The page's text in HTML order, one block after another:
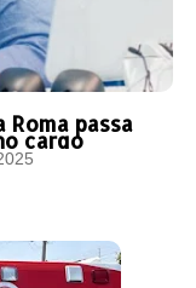
passa
cargo